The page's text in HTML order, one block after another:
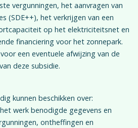
vergunningen, het aanvragen van
(SDE++), het verkrijgen van een
op het elektriciteitsnet en
financiering voor het zonnepark.
een eventuele afwijzing van de
deze subsidie.
kunnen beschikken over:
werk benodigde gegevens en
ontheffingen en